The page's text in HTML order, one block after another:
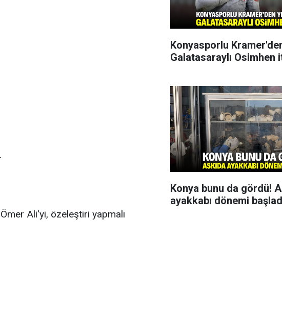
Ali'yi, özeleştiri yapmalı
Konyasporlu
Galatasaraylı Osimhen
Konya bunu da gördü!
ayakkabı dönemi